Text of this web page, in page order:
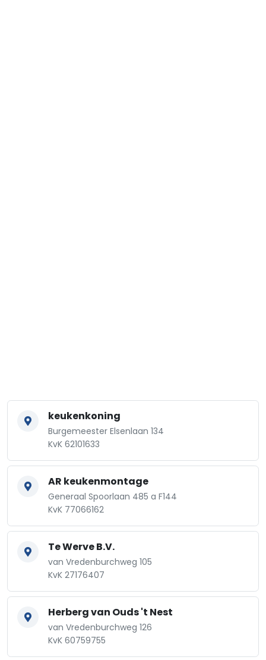
keukenkoning
Burgemeester Elsenlaan 134
KvK 62101633
AR keukenmontage
Generaal Spoorlaan 485 a F144
KvK 77066162
Te Werve B.V.
van Vredenburchweg 105
KvK 27176407
Herberg van Ouds 't Nest
van Vredenburchweg 126
KvK 60759755